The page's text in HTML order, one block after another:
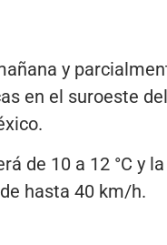
y
en el suroeste
de 10 a 12 °C y
hasta 40 km/h.